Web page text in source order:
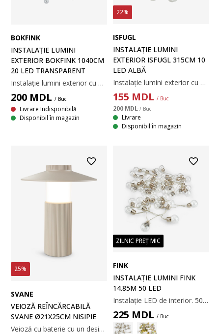
BOKFINK
INSTALAȚIE LUMINI
EXTERIOR BOKFINK 1040CM
20 LED TRANSPARENT
Instalație lumini exterior cu 20 de becuri transparente, care creează o atmosferă caldă și primitoare pentru grădina sau terasa dumneavoastră. Instalația este alimentată de la o priză electrică. 1100 x Ø6 cm
200 MDL / Buc
Livrare Indisponibilă
Disponibil în magazin
22%
ISFUGL
INSTALAȚIE LUMINI
EXTERIOR ISFUGL 315CM 10
LED ALBĂ
Instalație lumini exterior cu 10 becuri LED decorative, striate, care creează o atmosferă primitoare pe balcon sau terasă. Designul alimentat cu baterii oferă o plasare flexibilă și are funcție de temporizator pentru iluminare automată. Necesită 3 baterii AA (nu sunt incluse). 315xØ8 cm
155 MDL / Buc
200 MDL/ Buc
Livrare
Disponibil în magazin
25%
SVANE
VEIOZĂ REÎNCĂRCABILĂ
SVANE Ø21X25CM NISIPIE
Veioză cu baterie cu un design modern, cu o bază reiată de culoarea nisipului. Designul fără fir vă permite să o așezați oriunde, creând o atmosferă plăcută la interior sau la exterior. Include, de asemenea, o funcție practică de temporizator încorporată. Ø21 x H25 cm
ZILNIC PREȚ MIC
FINK
INSTALAȚIE LUMINI FINK
14.85M 50 LED
Instalație LED de interior. 50 LED. Lumină albă caldă. 7,35 m luminițe + 7.5 m cablu
225 MDL / Buc